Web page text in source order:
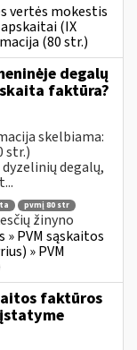
vertės mokestis
(IX
(80 str.)
degalų
faktūra?
skelbiama:
str.)
degalų,
pvmį 80 str
žinyno
PVM sąskaitos
» PVM
faktūros